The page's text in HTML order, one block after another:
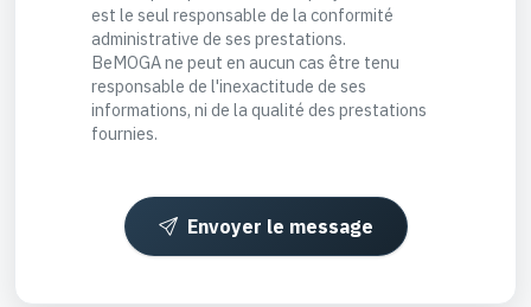
est le seul responsable de la conformité
administrative de ses prestations.
BeMOGA ne peut en aucun cas être tenu
responsable de l'inexactitude de ses
informations, ni de la qualité des prestations
fournies.
Envoyer le message